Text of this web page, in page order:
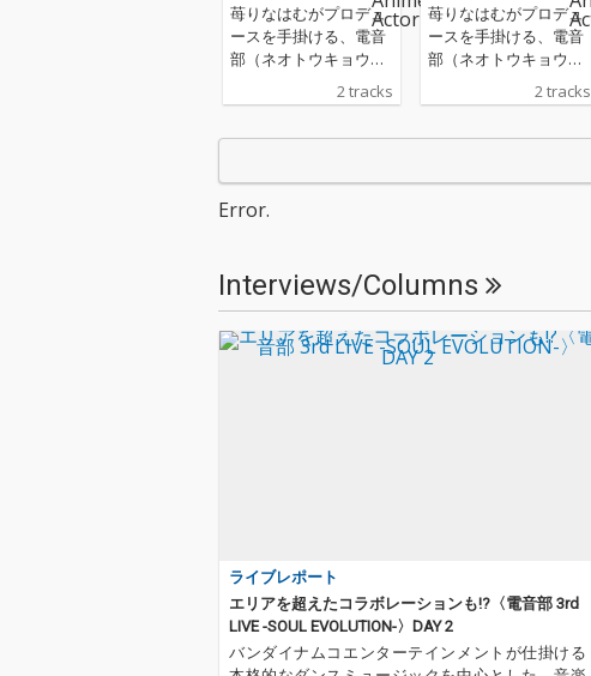
苺りなはむがプロデュ
ースを手掛ける、電音
部（ネオトウキョウエ
リア）東京電脳が新曲
「アンチシニカル」を
2 tracks
苺りなはむがプロデュ
ースを手掛ける、電音
部（ネオトウキョウエ
リア）東京電脳が新曲
「アンチシニカル」を
2 tracks
Error.
Interviews/Columns
ライブレポート
エリアを超えたコラボレーションも!?〈電音部 3rd
LIVE -SOUL EVOLUTION-〉DAY 2
バンダイナムコエンターテインメントが仕掛ける